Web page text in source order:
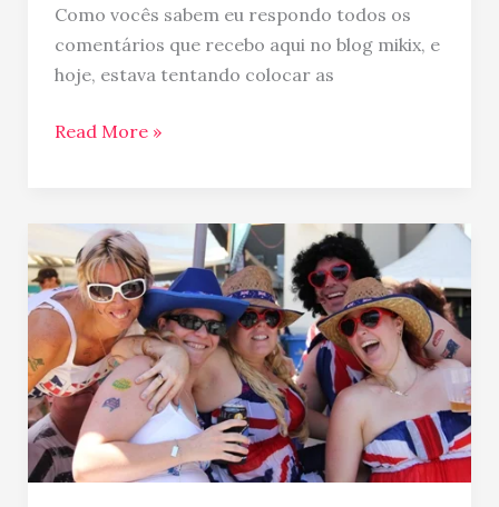
Como vocês sabem eu respondo todos os
comentários que recebo aqui no blog mikix, e
hoje, estava tentando colocar as
fazer
sobre
nossa
expatriada
fez
…
Read More »
Imigrar
para
Australia
como
trabalhador
qualificado